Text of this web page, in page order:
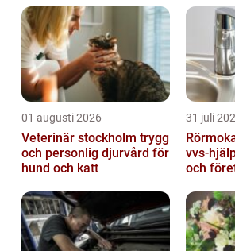
mycket...
01 augusti 2026
Veterinär stockholm trygg
och personlig djurvård för
hund och katt
31 juli
vvs-
och